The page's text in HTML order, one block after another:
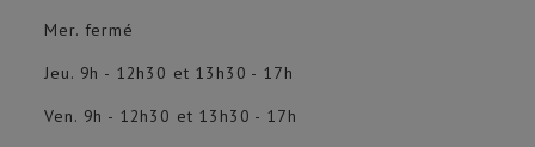
Mer. fermé
Jeu. 9h - 12h30 et 13h30 - 17h
Ven. 9h - 12h30 et 13h30 - 17h